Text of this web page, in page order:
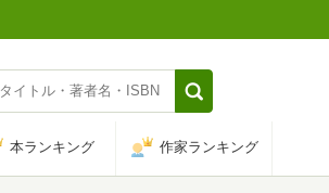
本ランキング 作家ランキング